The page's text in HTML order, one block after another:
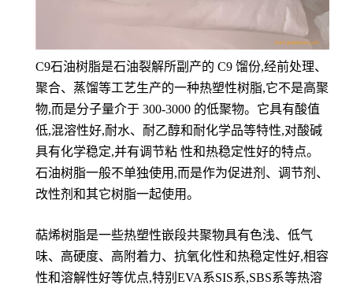
C9石油树脂是石油裂解所副产的 C9 馏份,经前处理、
聚合、蒸馏等工艺生产的一种热塑性树脂,它不是高聚
物,而是分子量介于 300-3000 的低聚物。它具有酸值
低,混溶性好,耐水、耐乙醇和耐化学品等特性,对酸碱
具有化学稳定,并有调节粘 性和热稳定性好的特点。
石油树脂一般不单独使用,而是作为促进剂、调节剂、
改性剂和其它树脂一起使用。
萜烯树脂是一些热塑性嵌段共聚物具有色浅、低气
味、高硬度、高附着力、抗氧化性和热稳定性好,相容
性和溶解性好等优点,特别EVA系SIS系,SBS系等热溶